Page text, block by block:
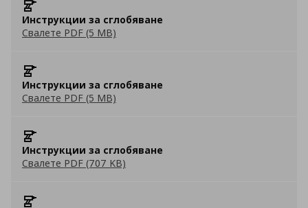
Инструкции за сглобяване
Свалете PDF (5 MB)
Инструкции за сглобяване
Свалете PDF (5 MB)
Инструкции за сглобяване
Свалете PDF (707 KB)